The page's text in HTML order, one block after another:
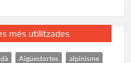
més utilitzades
Aigüestortes
alpinisme